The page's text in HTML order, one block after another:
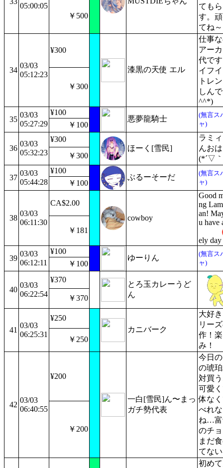
05:00:05
ても
す。
てね
￥500
34
03/03
05:12:23
¥300
漆黒の天使 エル
仕事
アー
代で
イフ
トレ
しん
^^*)
￥300
35
03/03
05:27:29
¥100
悪夢龍騎士
(無言ス
ャ)
￥100
36
03/03
05:32:23
¥300
ほーく[雪民]
ラミ
んお
(*´▽
￥300
37
03/03
05:44:28
¥100
ぶるーそーだ
(無言ス
ャ)
￥100
38
03/03
06:11:30
CA$2.00
cowboy
Good
ng
an!
u have
ely day
￥181
39
03/03
06:12:11
¥100
ゆーりん
(無言ス
ャ)
￥100
40
03/03
06:22:54
¥370
とろ玉カレーうど
ん
￥370
41
03/03
06:25:31
¥250
カニバーク
大好
リー
作！
み！
￥250
42
03/03
06:40:55
¥200
一白[雪民]ん〜まっ
ガチ勢代表
今日
の琥
対買
可愛
体な
べれ
ね…富
のチ
まだ
てな
￥200
初め